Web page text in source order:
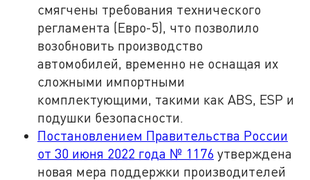
смягчены требования технического
регламента (Евро-5), что позволило
возобновить производство
автомобилей, временно не оснащая их
сложными импортными
комплектующими, такими как ABS, ESP и
подушки безопасности.
Постановлением Правительства России
от 30 июня 2022 года № 1176 утверждена
новая мера поддержки производителей